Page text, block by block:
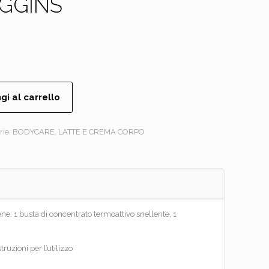
al carrello
BODYCARE, LATTE E CREMA CORPO
1 busta di concentrato termoattivo snellente, 1
per l’utilizzo